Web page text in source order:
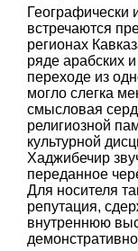
Географически
встречаются
регионах
ряде арабских
переходе из
могло слегка
смысловая
религиозной
культурной
Хаджибечир
переданное
Для носителя
репутация,
внутреннюю